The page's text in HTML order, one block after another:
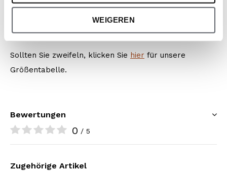
WEIGEREN
eine Nummer größer. Wichtig ist: Tu das, was ihn oder
Sollten Sie zweifeln, klicken Sie hier für unsere
Größentabelle.
Bewertungen
0 / 5
Zugehörige Artikel